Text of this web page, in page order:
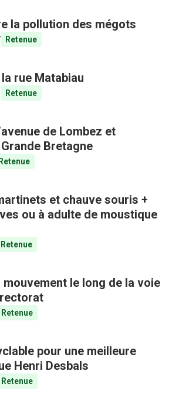
la pollution des mégots
Retenue
rue Matabiau
Retenue
de Lombez et
Grande Bretagne
Retenue
et chauve souris +
ou à adulte de moustique
Retenue
mouvement le long de la voie
Retenue
pour une meilleure
Henri Desbals
Retenue